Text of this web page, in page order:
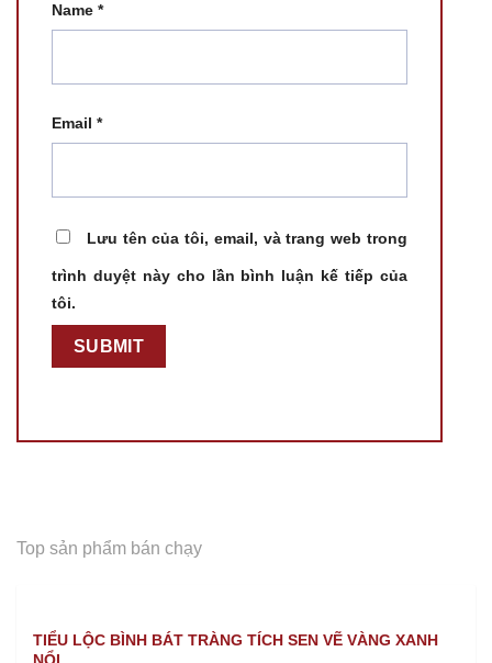
Name *
Email *
Lưu tên của tôi, email, và trang web trong
trình duyệt này cho lần bình luận kế tiếp của
tôi.
Top sản phẩm bán chạy
TIỂU LỘC BÌNH BÁT TRÀNG TÍCH SEN VẼ VÀNG XANH